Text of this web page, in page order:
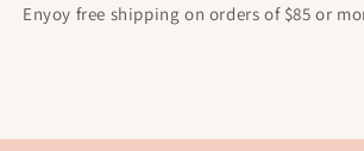
Enyoy free shipping on orders of $85 or